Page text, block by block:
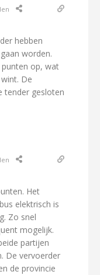
hebben
worden.
op, wat
De
tender gesloten
Het
elektrisch is
Zo snel
mogelijk.
partijen
De vervoerder
de provincie